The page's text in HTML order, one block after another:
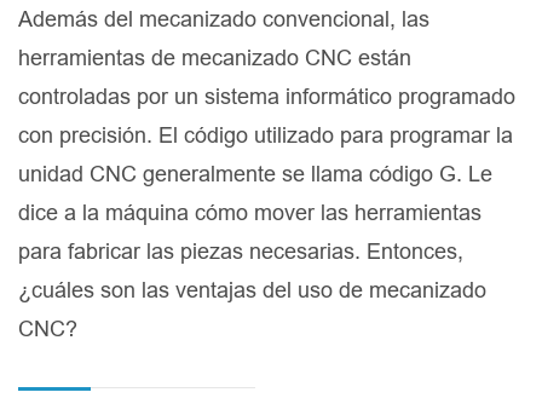
Además del mecanizado convencional, las
herramientas de mecanizado CNC están
controladas por un sistema informático programado
con precisión. El código utilizado para programar la
unidad CNC generalmente se llama código G. Le
dice a la máquina cómo mover las herramientas
para fabricar las piezas necesarias. Entonces,
¿cuáles son las ventajas del uso de mecanizado
CNC?